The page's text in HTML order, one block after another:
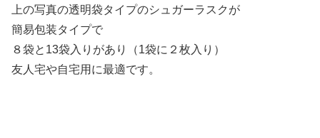
上の写真の透明袋タイプのシュガーラスクが
簡易包装タイプで
８袋と13袋入りがあり（1袋に２枚入り）
友人宅や自宅用に最適です。